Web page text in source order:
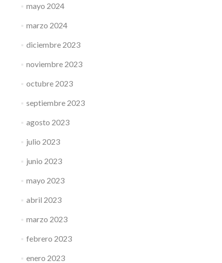
mayo 2024
marzo 2024
diciembre 2023
noviembre 2023
octubre 2023
septiembre 2023
agosto 2023
julio 2023
junio 2023
mayo 2023
abril 2023
marzo 2023
febrero 2023
enero 2023